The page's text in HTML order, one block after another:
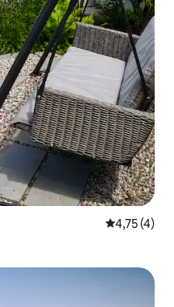
4,75 (4)